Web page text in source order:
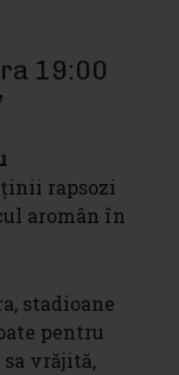
19:00
rapsozi
aromân în
stadioane
pentru
vrăjită,